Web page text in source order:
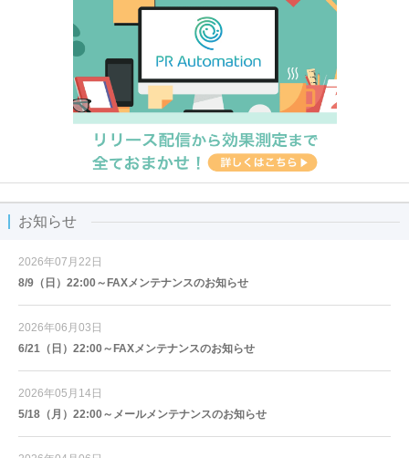
お知らせ
2026年07月22日
8/9（日）22:00～FAXメンテナンスのお知らせ
2026年06月03日
6/21（日）22:00～FAXメンテナンスのお知らせ
2026年05月14日
5/18（月）22:00～メールメンテナンスのお知らせ